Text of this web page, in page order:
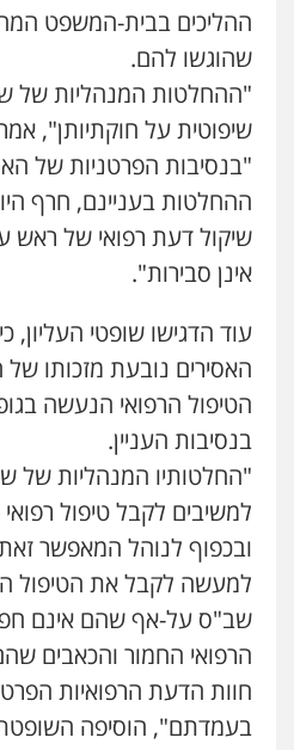
ההליכים בבית-המשפט
שהוגשו להם.
"ההחלטות המנהליות של
שיפוטית על חוקתיותן",
"בנסיבות הפרטניות של
ההחלטות בעניינם, חרף
שיקול דעת רפואי של ראש
אינן סבירות".
עוד הדגישו שופטי
האסירים נובעת מזכותו של
הטיפול הרפואי הנעשה
בנסיבות העניין.
"החלטותיו המנהליות
למשיבים לקבל טיפול
ובכפוף לנוהל המאפשר
למעשה לקבל את הטיפול
שב"ס על-אף שהם אינם
הרפואי החמור והכאבים
חוות הדעת הרפואיות
בעמדתם", הוסיפה השופטת